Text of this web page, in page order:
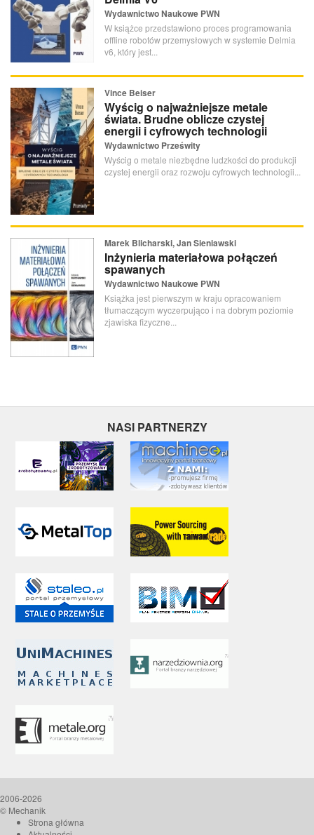
Wydawnictwo Naukowe PWN
W książce przedstawiono proces programowania
offline robotów przemysłowych w systemie Delmia
v6, który jest...
Vince Beiser
Wyścig o najważniejsze metale
świata. Brudne oblicze czystej
energii i cyfrowych technologii
Wydawnictwo Prześwity
Wyścig o metale niezbędne ludzkości do produkcji
czystej energii oraz rozwoju cyfrowych technologii...
Marek Blicharski, Jan Sieniawski
Inżynieria materiałowa połączeń
spawanych
Wydawnictwo Naukowe PWN
Książka jest pierwszym w kraju opracowaniem
tłumaczącym wyczerpująco i na dobrym poziomie
zjawiska fizyczne...
NASI PARTNERZY
2006-2026
© Mechanik
Strona główna